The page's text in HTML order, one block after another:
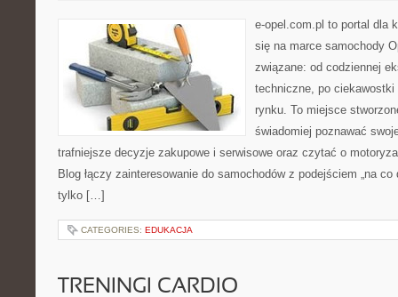
e-opel.com.pl to portal dla
się na marce samochody
związane: od codziennej
techniczne, po
rynku. To miejsce
świadomiej poznawać
trafniejsze decyzje zakupowe i serwisowe oraz czytać o
Blog łączy zainteresowanie do samochodów z podejściem „na
tylko […]
CATEGORIES: EDUKACJA
TRENINGI CARDIO